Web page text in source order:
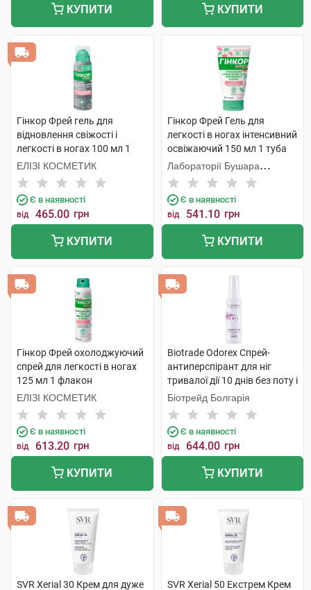
КУПИТИ КУПИТИ
Гінкор Фрей гель для
відновлення свіжості і
легкості в ногах 100 мл 1
флакон
ЕЛІЗІ КОСМЕТИК
Є в наявності
від 465.00 грн
КУПИТИ
Гінкор Фрей Гель для
легкості в ногах інтенсивний
освіжаючий 150 мл 1 туба
Лабораторії Бушара
Рекордаті
Є в наявності
від 541.10 грн
КУПИТИ
Гінкор Фрей охолоджуючий
спрей для легкості в ногах
125 мл 1 флакон
ЕЛІЗІ КОСМЕТИК
Є в наявності
від 613.20 грн
КУПИТИ
Biotrade Odorex Спрей-
антиперспірант для ніг
тривалої дії 10 днів без поту і
запаху 40 мл 1 флакон
Біотрейд Болгарія
Є в наявності
від 644.00 грн
КУПИТИ
SVR Xerial 30 Крем для дуже SVR Xerial 50 Екстрем Крем